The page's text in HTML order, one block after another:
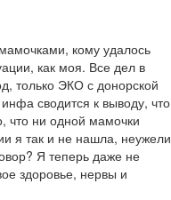
кому удалось
как моя. Все дел в
только ЭКО с донорской
сводится к выводу, что
что ни одной мамочки
я так и не нашла, неужели
Я теперь даже не
здоровье, нервы и